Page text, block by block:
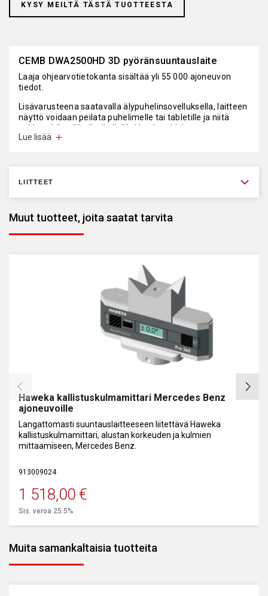
KYSY MEILTÄ TÄSTÄ TUOTTEESTA
CEMB DWA2500HD 3D pyöränsuuntauslaite
Laaja ohjearvotietokanta sisältää yli 55 000 ajoneuvon
tiedot.
Lisävarusteena saatavalla älypuhelinsovelluksella, laitteen
näyttö voidaan peilata puhelimelle tai tabletille ja niitä
voidaan käyttää näytön lisäksi kauko-ohjaimena
• Laiteteline kamerapuomi, 3D kamerat
• USB WiFi adapteri
• Väritulostin
• 4 kpl kohdetaulut
• Jarrujen ja ohjauksen lukitsintangot
Lisävarusteena saatavana:
• Webkamera, helpottaa nostimelle ajamista
• 3" jatkopalat vannekiinnikkeisiin (27")
• 3-pisteen pikavannekiinnikkeet
• WiFi reititin (tarvitaan puhelinsovellukselle)
Lue lisää
LIITTEET
Muut tuotteet, joita saatat tarvita
Haweka kallistuskulmamittari Mercedes Benz
ajoneuvoille
Langattomasti suuntauslaitteeseen liitettävä Haweka
kallistuskulmamittari, alustan korkeuden ja kulmien
mittaamiseen, Mercedes Benz.
913009024
1 518,00 €
Sis. veroa 25.5%
Muita samankaltaisia tuotteita